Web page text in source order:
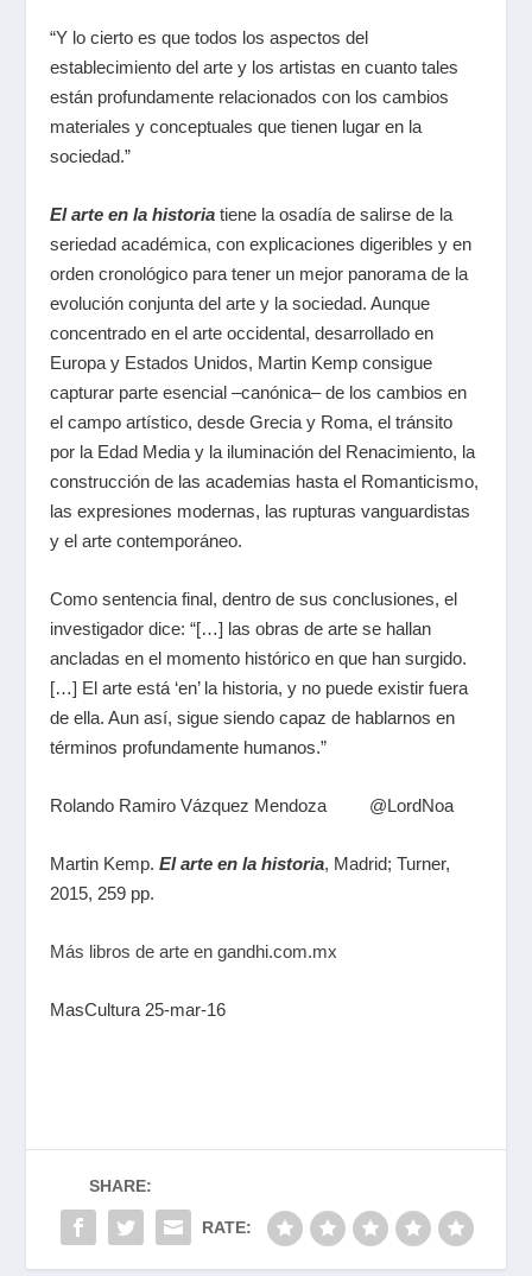
“Y lo cierto es que todos los aspectos del
establecimiento del arte y los artistas en cuanto tales
están profundamente relacionados con los cambios
materiales y conceptuales que tienen lugar en la
sociedad.”
El arte en la historia tiene la osadía de salirse de la
seriedad académica, con explicaciones digeribles y en
orden cronológico para tener un mejor panorama de la
evolución conjunta del arte y la sociedad. Aunque
concentrado en el arte occidental, desarrollado en
Europa y Estados Unidos, Martin Kemp consigue
capturar parte esencial –canónica– de los cambios en
el campo artístico, desde Grecia y Roma, el tránsito
por la Edad Media y la iluminación del Renacimiento, la
construcción de las academias hasta el Romanticismo,
las expresiones modernas, las rupturas vanguardistas
y el arte contemporáneo.
Como sentencia final, dentro de sus conclusiones, el
investigador dice: “[…] las obras de arte se hallan
ancladas en el momento histórico en que han surgido.
[…] El arte está ‘en’ la historia, y no puede existir fuera
de ella. Aun así, sigue siendo capaz de hablarnos en
términos profundamente humanos.”
Rolando Ramiro Vázquez Mendoza @LordNoa
Martin Kemp. El arte en la historia, Madrid; Turner,
2015, 259 pp.
Más libros de arte en gandhi.com.mx
MasCultura 25-mar-16
SHARE:
RATE: